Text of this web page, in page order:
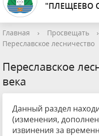
"ПЛЕЩЕЕВО
Главная › Просвещать ›
Переславское лесничество
Переславское
века
Данный раздел
(изменения,
извинения за